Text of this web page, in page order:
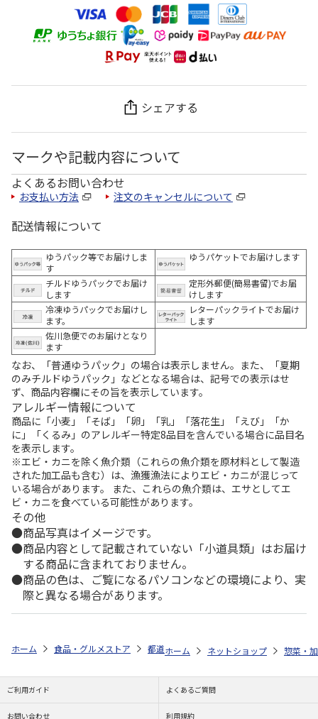
シェアする
マークや記載内容について
よくあるお問い合わせ
お支払い方法 注文のキャンセルについて
配送情報について
ゆうパック等でお届けしま
す
ゆうパケットでお届けします
チルドゆうパックでお届け
します
定形外郵便(簡易書留)でお届
けします
冷凍ゆうパックでお届けし
ます。
レターパックライトでお届け
します
佐川急便でのお届けとなり
ます
なお、「普通ゆうパック」の場合は表示しません。また、「夏期
のみチルドゆうパック」などとなる場合は、記号での表示はせ
ず、商品内容欄にその旨を表示しています。
アレルギー情報について
商品に「小麦」「そば」「卵」「乳」「落花生」「えび」「か
に」「くるみ」のアレルギー特定8品目を含んでいる場合に品目名
を表示します。
※エビ・カニを除く魚介類（これらの魚介類を原材料として製造
された加工品も含む）は、漁獲漁法によりエビ・カニが混じって
いる場合があります。 また、これらの魚介類は、エサとしてエ
ビ・カニを食べている可能性があります。
その他
商品写真はイメージです。
商品内容として記載されていない「小道具類」はお届け
する商品に含まれておりません。
商品の色は、ご覧になるパソコンなどの環境により、実
際と異なる場合があります。
ホーム 食品・グルメストア 都道府県から探す 長野県 春月 煮豆
ホーム ネットショップ 惣菜・
ご利用ガイド よくあるご質問
お問い合わせ 利用規約